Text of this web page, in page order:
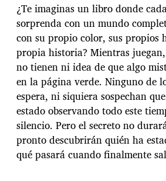
¿Te imaginas un libro donde
sorprenda con un mundo
con su propio color, sus propios
propia historia? Mientras
no tienen ni idea de que algo
en la página verde. Ninguno de
espera, ni siquiera sospechan
estado observando todo este
silencio. Pero el secreto no
pronto descubrirán quién ha
qué pasará cuando finalmente